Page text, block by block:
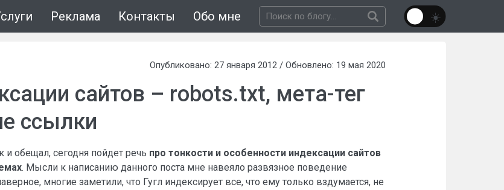
Реклама Контакты Обо мне
Опубликовано: 27 января 2012 / Обновлено: 19 мая 2020
сайтов – robots.txt, мета-тег
ссылки
и обещал, сегодня пойдет речь про тонкости и особенности индексации сайтов
. Мысли к написанию данного поста мне навеяло развязное поведение
многие заметили, что Гугл индексирует все, что ему только вздумается, не